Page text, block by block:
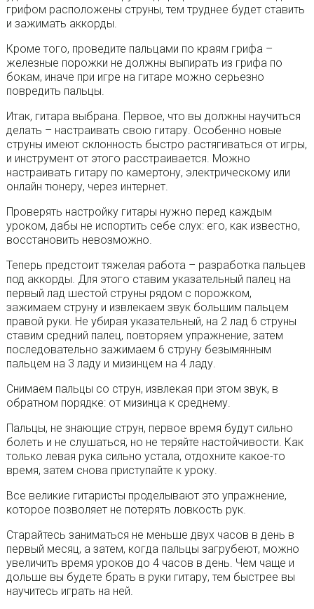
грифом расположены струны, тем труднее будет ставить
и зажимать аккорды.
Кроме того, проведите пальцами по краям грифа –
железные порожки не должны выпирать из грифа по
бокам, иначе при игре на гитаре можно серьезно
повредить пальцы.
Итак, гитара выбрана. Первое, что вы должны научиться
делать – настраивать свою гитару. Особенно новые
струны имеют склонность быстро растягиваться от игры,
и инструмент от этого расстраивается. Можно
настраивать гитару по камертону, электрическому или
онлайн тюнеру, через интернет.
Проверять настройку гитары нужно перед каждым
уроком, дабы не испортить себе слух: его, как известно,
восстановить невозможно.
Теперь предстоит тяжелая работа – разработка пальцев
под аккорды. Для этого ставим указательный палец на
первый лад шестой струны рядом с порожком,
зажимаем струну и извлекаем звук большим пальцем
правой руки. Не убирая указательный, на 2 лад 6 струны
ставим средний палец, повторяем упражнение, затем
последовательно зажимаем 6 струну безымянным
пальцем на 3 ладу и мизинцем на 4 ладу.
Снимаем пальцы со струн, извлекая при этом звук, в
обратном порядке: от мизинца к среднему.
Пальцы, не знающие струн, первое время будут сильно
болеть и не слушаться, но не теряйте настойчивости. Как
только левая рука сильно устала, отдохните какое-то
время, затем снова приступайте к уроку.
Все великие гитаристы проделывают это упражнение,
которое позволяет не потерять ловкость рук.
Старайтесь заниматься не меньше двух часов в день в
первый месяц, а затем, когда пальцы загрубеют, можно
увеличить время уроков до 4 часов в день. Чем чаще и
дольше вы будете брать в руки гитару, тем быстрее вы
научитесь играть на ней.